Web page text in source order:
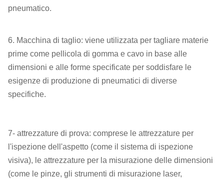
pneumatico.
6. Macchina di taglio: viene utilizzata per tagliare materie
prime come pellicola di gomma e cavo in base alle
dimensioni e alle forme specificate per soddisfare le
esigenze di produzione di pneumatici di diverse
specifiche.
7- attrezzature di prova: comprese le attrezzature per
l'ispezione dell'aspetto (come il sistema di ispezione
visiva), le attrezzature per la misurazione delle dimensioni
(come le pinze, gli strumenti di misurazione laser,